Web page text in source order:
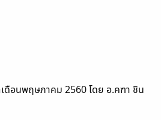
เดือนพฤษภาคม 2560 โดย อ.คฑา ชิน